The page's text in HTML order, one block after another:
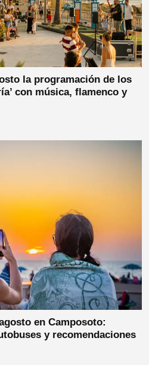
la programación de los
con música, flamenco y
en Camposoto:
y recomendaciones